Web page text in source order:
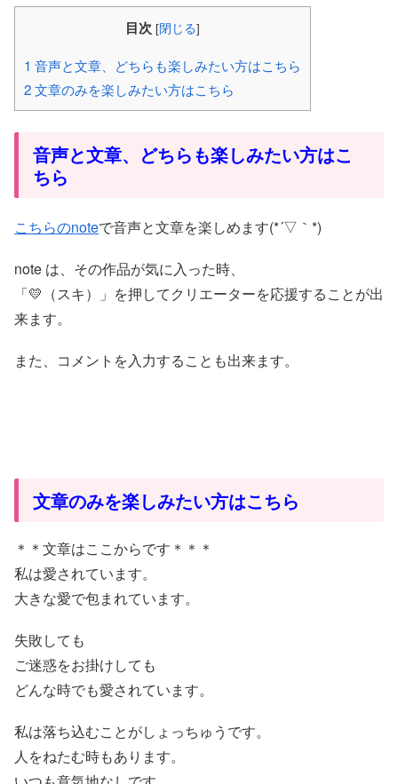
目次 [閉じる]
1 音声と文章、どちらも楽しみたい方はこちら
2文章のみを楽しみたい方はこちら
音声と文章、どちらも楽しみたい方はこ
ちら
こちらのnoteで音声と文章を楽しめます(*´▽｀*)
note は、その作品が気に入った時、
「💛（スキ）」を押してクリエーターを応援することが出
来ます。
また、コメントを入力することも出来ます。
文章のみを楽しみたい方はこちら
＊＊文章はここからです＊＊＊
私は愛されています。
大きな愛で包まれています。
失敗しても
ご迷惑をお掛けしても
どんな時でも愛されています。
私は落ち込むことがしょっちゅうです。
人をねたむ時もあります。